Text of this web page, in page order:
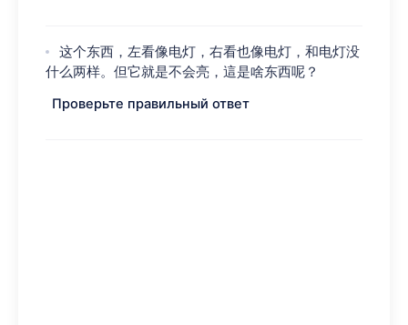
这个东西，左看像电灯，右看也像电灯，和电灯没
什么两样。但它就是不会亮，這是啥东西呢？
Проверьте правильный ответ